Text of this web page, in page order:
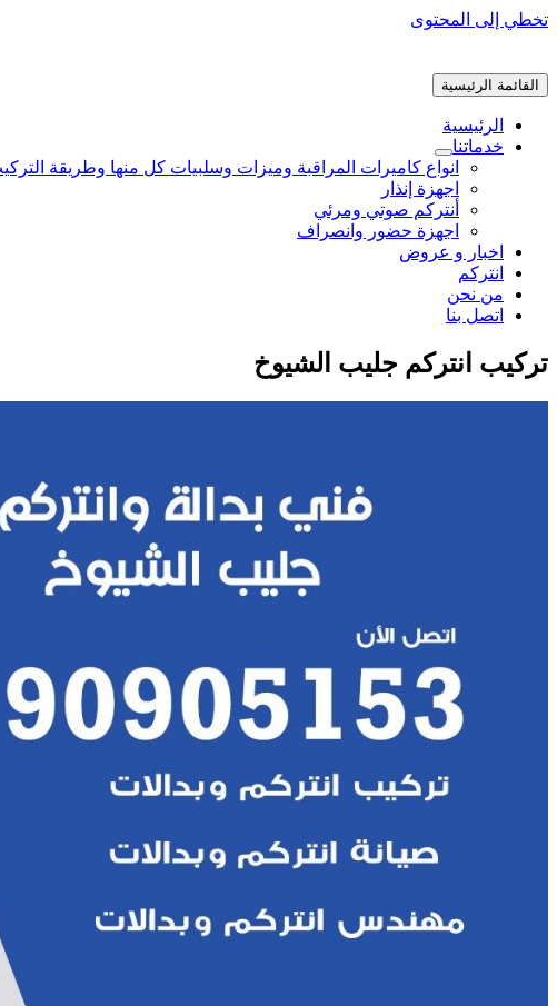
تخطي إلى المحتوى
القائمة الرئيسية
الرئيسية
خدماتنا
انواع كاميرات المراقبة وميزات وسلبيات كل منها وطريقة
اجهزة إنذار
أنتركم صوتي ومرئي
اجهزة حضور وانصراف
اخبار و عروض
انتركم
من نحن
اتصل بنا
تركيب انتركم جليب الشيوخ